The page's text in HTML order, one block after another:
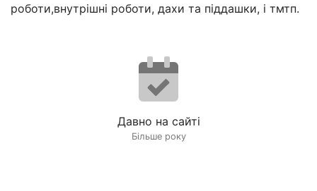
роботи,внутрішні роботи, дахи та піддашки, і тмтп.
Давно на сайті
Більше року